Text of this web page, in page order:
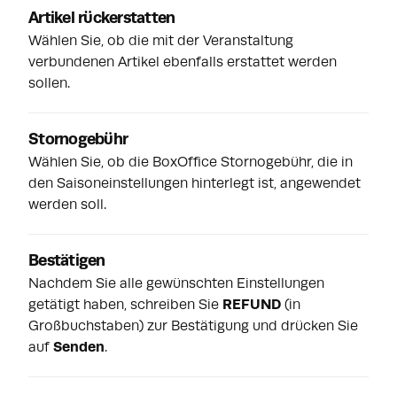
Artikel rückerstatten
Wählen Sie, ob die mit der Veranstaltung
verbundenen Artikel ebenfalls erstattet werden
sollen.
Stornogebühr
Wählen Sie, ob die BoxOffice Stornogebühr, die in
den Saisoneinstellungen hinterlegt ist, angewendet
werden soll.
Bestätigen
Nachdem Sie alle gewünschten Einstellungen
getätigt haben, schreiben Sie REFUND (in
Großbuchstaben) zur Bestätigung und drücken Sie
auf Senden.